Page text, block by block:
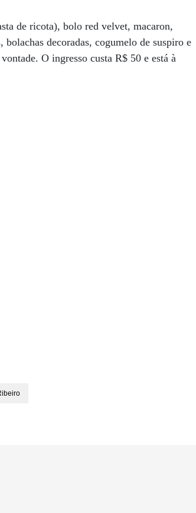
de ricota), bolo red velvet, macaron,
decoradas, cogumelo de suspiro e
O ingresso custa R$ 50 e está à